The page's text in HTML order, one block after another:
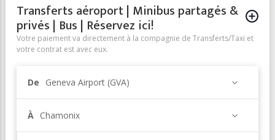
Transferts aéroport | Minibus partagés &
privés | Bus | Réservez ici!
Votre paiement va directement à la compagnie de Transferts/Taxi et
votre contrat est avec eux.
De Geneva Airport (GVA)
À Chamonix